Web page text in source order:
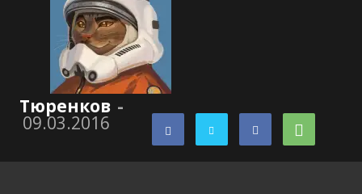
Тюренков -
09.03.2016